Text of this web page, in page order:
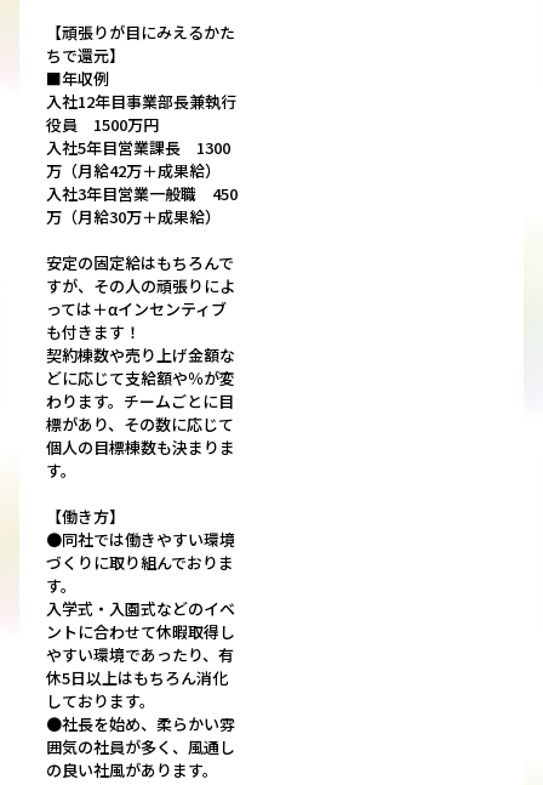
【頑張りが目にみえるかた
ちで還元】
■年収例
入社12年目事業部長兼執行
役員 1500万円
入社5年目営業課長 1300
万（月給42万＋成果給）
入社3年目営業一般職 450
万（月給30万＋成果給）
安定の固定給はもちろんで
すが、その人の頑張りによ
っては＋αインセンティブ
も付きます！
契約棟数や売り上げ金額な
どに応じて支給額や％が変
わります。チームごとに目
標があり、その数に応じて
個人の目標棟数も決まりま
す。
【働き方】
●同社では働きやすい環境
づくりに取り組んでおりま
す。
入学式・入園式などのイベ
ントに合わせて休暇取得し
やすい環境であったり、有
休5日以上はもちろん消化
しております。
●社長を始め、柔らかい雰
囲気の社員が多く、風通し
の良い社風があります。